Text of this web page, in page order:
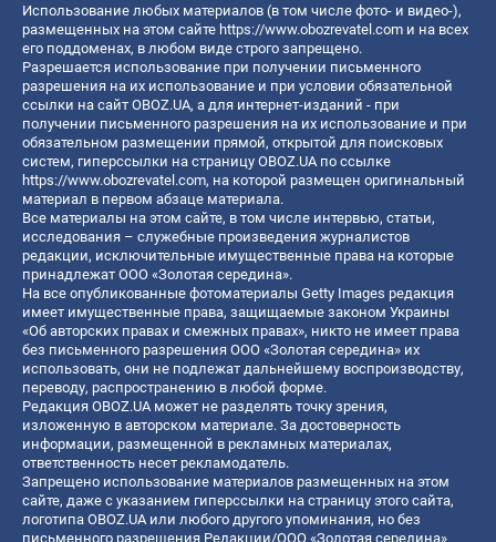
Использование любых материалов (в том числе фото- и видео-),
размещенных на этом сайте https://www.obozrevatel.com и на всех
его поддоменах, в любом виде строго запрещено.
Разрешается использование при получении письменного
разрешения на их использование и при условии обязательной
ссылки на сайт OBOZ.UA, а для интернет-изданий - при
получении письменного разрешения на их использование и при
обязательном размещении прямой, открытой для поисковых
систем, гиперссылки на страницу OBOZ.UA по ссылке
https://www.obozrevatel.com, на которой размещен оригинальный
материал в первом абзаце материала.
Все материалы на этом сайте, в том числе интервью, статьи,
исследования – служебные произведения журналистов
редакции, исключительные имущественные права на которые
принадлежат ООО «Золотая середина».
На все опубликованные фотоматериалы Getty Images редакция
имеет имущественные права, защищаемые законом Украины
«Об авторских правах и смежных правах», никто не имеет права
без письменного разрешения ООО «Золотая середина» их
использовать, они не подлежат дальнейшему воспроизводству,
переводу, распространению в любой форме.
Редакция OBOZ.UA может не разделять точку зрения,
изложенную в авторском материале. За достоверность
информации, размещенной в рекламных материалах,
ответственность несет рекламодатель.
Запрещено использование материалов размещенных на этом
сайте, даже с указанием гиперссылки на страницу этого сайта,
логотипа OBOZ.UA или любого другого упоминания, но без
письменного разрешения Редакции/ООО «Золотая середина»